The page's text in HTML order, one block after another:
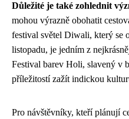
Důležité je také zohlednit
mohou výrazně obohatit
festival světel Diwali, který se
listopadu, je jedním z
Festival barev Holi, slavený v
příležitostí zažít indickou
Pro návštěvníky, kteří plánují